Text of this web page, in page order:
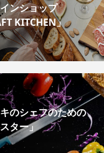
ンショップ
KITCHEN」
のシェフのための
ター」